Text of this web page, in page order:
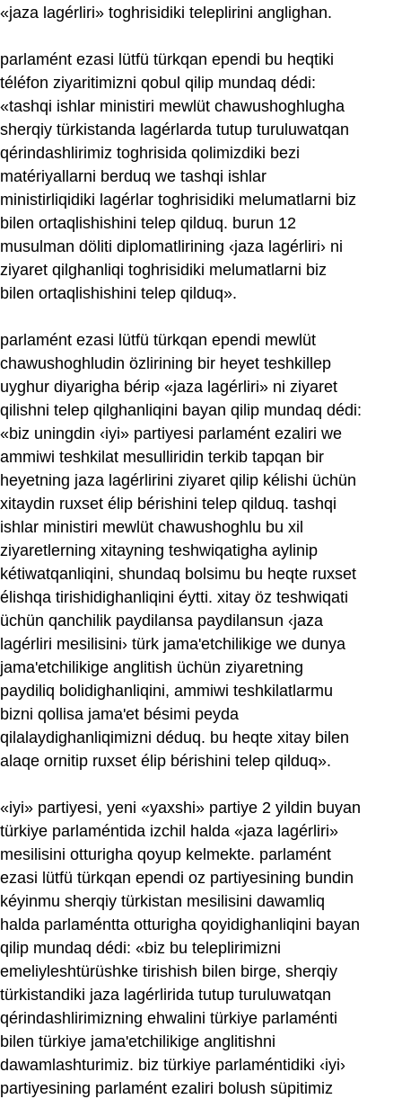
«jaza lagérliri» toghrisidiki teleplirini anglighan.
parlamént ezasi lütfü türkqan ependi bu heqtiki
téléfon ziyaritimizni qobul qilip mundaq dédi:
«tashqi ishlar ministiri mewlüt chawushoghlugha
sherqiy türkistanda lagérlarda tutup turuluwatqan
qérindashlirimiz toghrisida qolimizdiki bezi
matériyallarni berduq we tashqi ishlar
ministirliqidiki lagérlar toghrisidiki melumatlarni biz
bilen ortaqlishishini telep qilduq. burun 12
musulman döliti diplomatlirining ‹jaza lagérliri› ni
ziyaret qilghanliqi toghrisidiki melumatlarni biz
bilen ortaqlishishini telep qilduq».
parlamént ezasi lütfü türkqan ependi mewlüt
chawushoghludin özlirining bir heyet teshkillep
uyghur diyarigha bérip «jaza lagérliri» ni ziyaret
qilishni telep qilghanliqini bayan qilip mundaq dédi:
«biz uningdin ‹iyi» partiyesi parlamént ezaliri we
ammiwi teshkilat mesulliridin terkib tapqan bir
heyetning jaza lagérlirini ziyaret qilip kélishi üchün
xitaydin ruxset élip bérishini telep qilduq. tashqi
ishlar ministiri mewlüt chawushoghlu bu xil
ziyaretlerning xitayning teshwiqatigha aylinip
kétiwatqanliqini, shundaq bolsimu bu heqte ruxset
élishqa tirishidighanliqini éytti. xitay öz teshwiqati
üchün qanchilik paydilansa paydilansun ‹jaza
lagérliri mesilisini› türk jama'etchilikige we dunya
jama'etchilikige anglitish üchün ziyaretning
paydiliq bolidighanliqini, ammiwi teshkilatlarmu
bizni qollisa jama'et bésimi peyda
qilalaydighanliqimizni déduq. bu heqte xitay bilen
alaqe ornitip ruxset élip bérishini telep qilduq».
«iyi» partiyesi, yeni «yaxshi» partiye 2 yildin buyan
türkiye parlaméntida izchil halda «jaza lagérliri»
mesilisini otturigha qoyup kelmekte. parlamént
ezasi lütfü türkqan ependi oz partiyesining bundin
kéyinmu sherqiy türkistan mesilisini dawamliq
halda parlaméntta otturigha qoyidighanliqini bayan
qilip mundaq dédi: «biz bu teleplirimizni
emeliyleshtürüshke tirishish bilen birge, sherqiy
türkistandiki jaza lagérlirida tutup turuluwatqan
qérindashlirimizning ehwalini türkiye parlaménti
bilen türkiye jama'etchilikige anglitishni
dawamlashturimiz. biz türkiye parlaméntidiki ‹iyi›
partiyesining parlamént ezaliri bolush süpitimiz